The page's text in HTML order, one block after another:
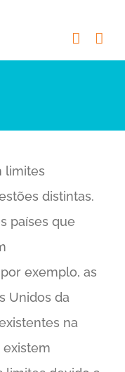
limites
distintas.
países que
exemplo, as
Unidos da
na
existem